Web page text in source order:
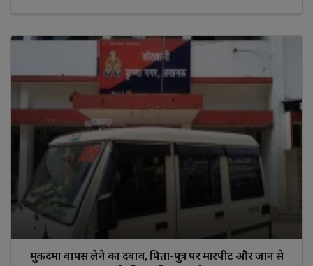
मुकदमा वापस लेने का दबाव, पिता-पुत्र पर मारपीट और जान से